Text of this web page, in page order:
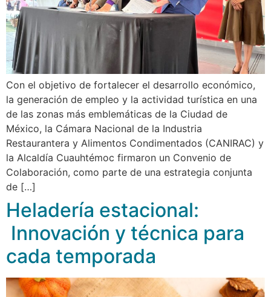
Con el objetivo de fortalecer el desarrollo económico,
la generación de empleo y la actividad turística en una
de las zonas más emblemáticas de la Ciudad de
México, la Cámara Nacional de la Industria
Restaurantera y Alimentos Condimentados (CANIRAC) y
la Alcaldía Cuauhtémoc firmaron un Convenio de
Colaboración, como parte de una estrategia conjunta
de […]
Heladería estacional:
Innovación y técnica para
cada temporada